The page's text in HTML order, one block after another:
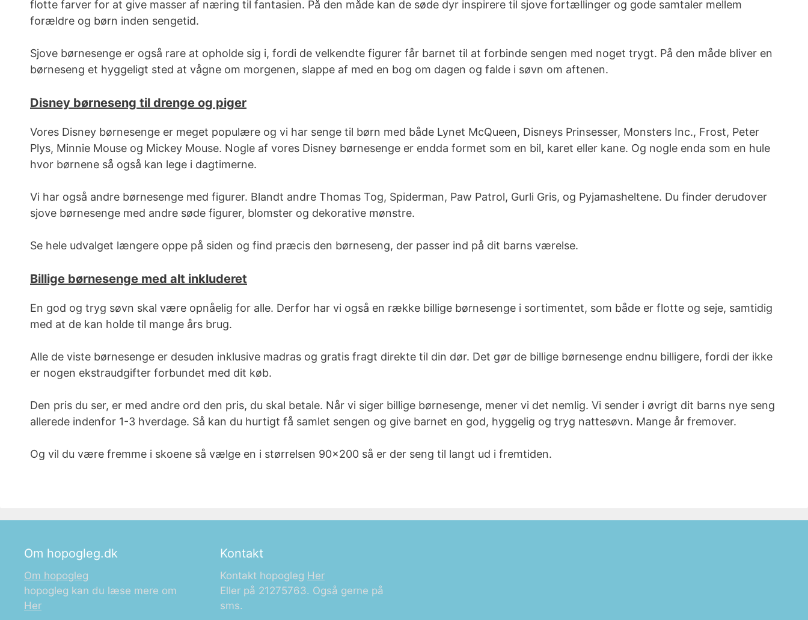
flotte farver for at give masser af næring til fantasien. På den måde kan de søde dyr inspirere til sjove fortællinger og gode samtaler mellem
forældre og børn inden sengetid.
Sjove børnesenge er også rare at opholde sig i, fordi de velkendte figurer får barnet til at forbinde sengen med noget trygt. På den måde bliver en
børneseng et hyggeligt sted at vågne om morgenen, slappe af med en bog om dagen og falde i søvn om aftenen.
Disney børneseng til drenge og piger
Vores Disney børnesenge er meget populære og vi har senge til børn med både Lynet McQueen, Disneys Prinsesser, Monsters Inc., Frost, Peter
Plys, Minnie Mouse og Mickey Mouse. Nogle af vores Disney børnesenge er endda formet som en bil, karet eller kane. Og nogle enda som en hule
hvor børnene så også kan lege i dagtimerne.
Vi har også andre børnesenge med figurer. Blandt andre Thomas Tog, Spiderman, Paw Patrol, Gurli Gris, og Pyjamasheltene. Du finder derudover
sjove børnesenge med andre søde figurer, blomster og dekorative mønstre.
Se hele udvalget længere oppe på siden og find præcis den børneseng, der passer ind på dit barns værelse.
Billige børnesenge med alt inkluderet
En god og tryg søvn skal være opnåelig for alle. Derfor har vi også en række billige børnesenge i sortimentet, som både er flotte og seje, samtidig
med at de kan holde til mange års brug.
Alle de viste børnesenge er desuden inklusive madras og gratis fragt direkte til din dør. Det gør de billige børnesenge endnu billigere, fordi der ikke
er nogen ekstraudgifter forbundet med dit køb.
Den pris du ser, er med andre ord den pris, du skal betale. Når vi siger billige børnesenge, mener vi det nemlig. Vi sender i øvrigt dit barns nye seng
allerede indenfor 1-3 hverdage. Så kan du hurtigt få samlet sengen og give barnet en god, hyggelig og tryg nattesøvn. Mange år fremover.
Og vil du være fremme i skoene så vælge en i størrelsen 90×200 så er der seng til langt ud i fremtiden.
Om hopogleg.dk
Om hopogleg
hopogleg kan du læse mere om
Her
Kontakt
Kontakt hopogleg Her
Eller på 21275763. Også gerne på
sms.